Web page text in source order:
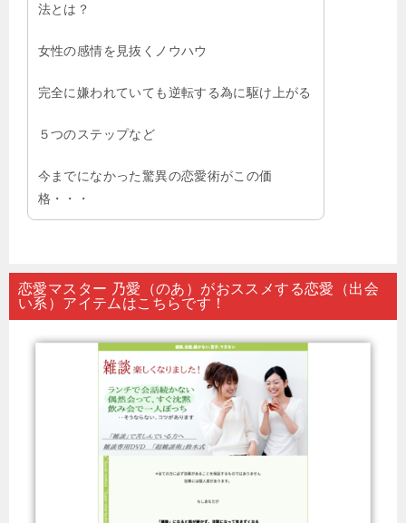
法とは？
女性の感情を見抜くノウハウ
完全に嫌われていても逆転する為に駆け上がる
５つのステップなど
今までになかった驚異の恋愛術がこの価
格・・・
恋愛マスター 乃愛（のあ）がおススメする恋愛（出会
い系）アイテムはこちらです！